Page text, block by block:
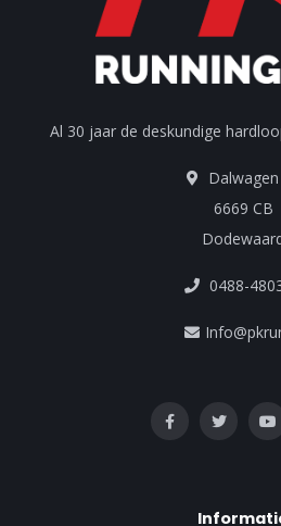
Al 30 jaar de deskundige
6669 CB
0488-